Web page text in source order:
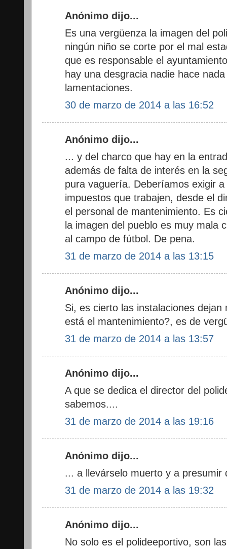
Anónimo dijo...
Es una vergüenza la imagen del
ningún niño se corte por el mal
que es responsable el
hay una desgracia nadie hace
lamentaciones.
30 de marzo de 2014 a las 16:52
Anónimo dijo...
... y del charco que hay en la
además de falta de interés en la
pura vaguería. Deberíamos exigir
impuestos que trabajen, desde el
el personal de mantenimiento. Es
la imagen del pueblo es muy mala
al campo de fútbol. De pena.
31 de marzo de 2014 a las 13:15
Anónimo dijo...
Si, es cierto las instalaciones
está el mantenimiento?, es de
31 de marzo de 2014 a las 13:57
Anónimo dijo...
A que se dedica el director del
sabemos....
31 de marzo de 2014 a las 19:16
Anónimo dijo...
... a llevárselo muerto y a presumir
31 de marzo de 2014 a las 19:32
Anónimo dijo...
No solo es el polideeportivo, son